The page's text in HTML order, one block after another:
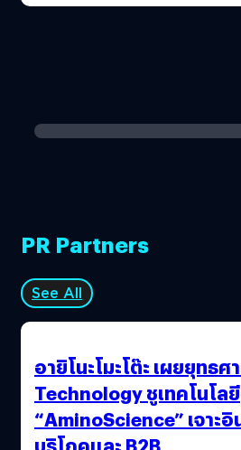
PR Partners
See All
อายิโนะโมะโต๊ะ เผยยุทธ
Technology ชูเทคโนโลยี
“AminoScience” เจาะ